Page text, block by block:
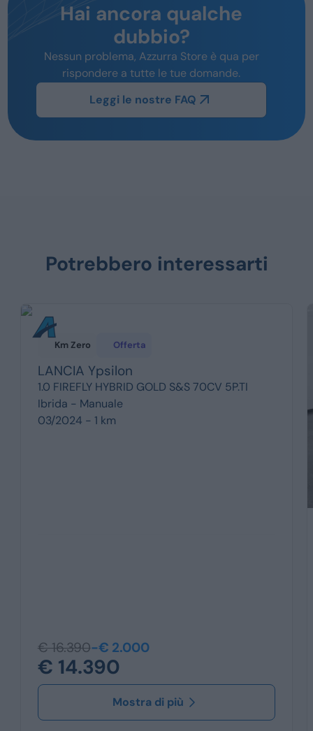
Hai ancora qualche
dubbio?
Nessun problema, Azzurra Store è qua per
rispondere a tutte le tue domande.
Leggi le nostre FAQ
Potrebbero interessarti
Km Zero Offerta
LANCIA Ypsilon
1.0 FIREFLY HYBRID GOLD S&S 70CV 5P.TI
Ibrida - Manuale
03/2024 - 1 km
€ 16.390-€ 2.000
€ 14.390
Mostra di più